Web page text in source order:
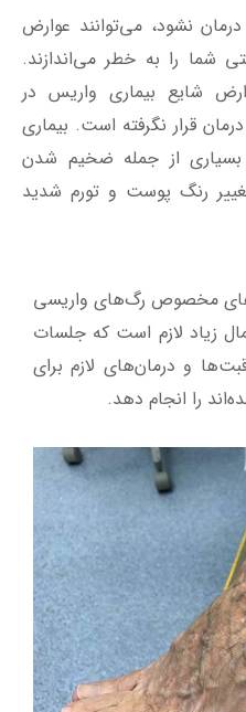
نشود، می‌توانند عوارض
شما را به خطر می‌اندازند.
شایع بیماری واریس در
قرار نگرفته است. بیماری
از جمله ضخیم شدن
رنگ پوست و تورم شدید
مخصوص رگ‌های واریسی
زیاد لازم است که جلسات
و درمان‌های لازم برای
را انجام دهد.